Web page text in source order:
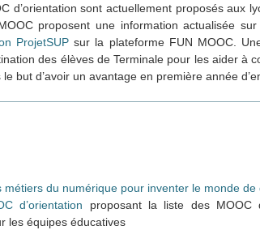
d’orientation sont actuellement proposés aux
proposent une information actualisée
ProjetSUP sur la plateforme FUN MOOC.
des élèves de Terminale pour les aider à
but d’avoir un avantage en première année
du numérique pour inventer le monde de
d’orientation proposant la liste des MOOC
les équipes éducatives